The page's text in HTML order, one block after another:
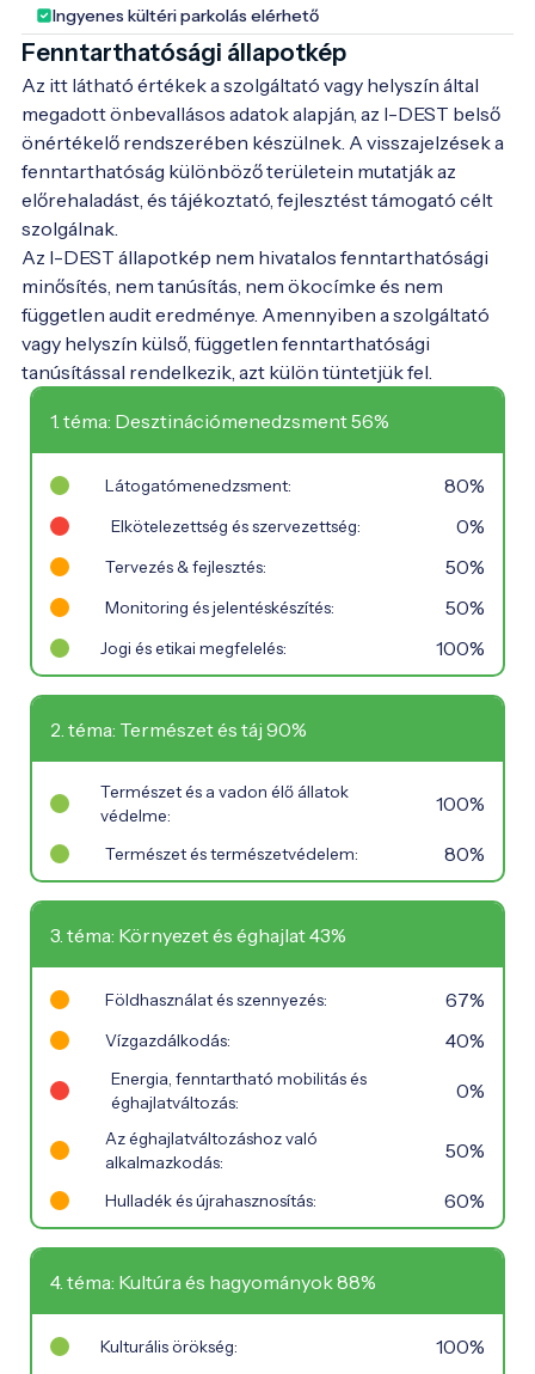
Ingyenes kültéri parkolás elérhető
Fenntarthatósági állapotkép
Az itt látható értékek a szolgáltató vagy helyszín által
megadott önbevallásos adatok alapján, az I-DEST belső
önértékelő rendszerében készülnek. A visszajelzések a
fenntarthatóság különböző területein mutatják az
előrehaladást, és tájékoztató, fejlesztést támogató célt
szolgálnak.
Az I-DEST állapotkép nem hivatalos fenntarthatósági
minősítés, nem tanúsítás, nem ökocímke és nem
független audit eredménye. Amennyiben a szolgáltató
vagy helyszín külső, független fenntarthatósági
tanúsítással rendelkezik, azt külön tüntetjük fel.
1. téma: Desztinációmenedzsment 56%
Látogatómenedzsment: 80%
Elkötelezettség és szervezettség: 0%
Tervezés & fejlesztés: 50%
Monitoring és jelentéskészítés: 50%
Jogi és etikai megfelelés: 100%
2. téma: Természet és táj 90%
Természet és a vadon élő állatok
védelme:
100%
Természet és természetvédelem: 80%
3. téma: Környezet és éghajlat 43%
Földhasználat és szennyezés: 67%
Vízgazdálkodás: 40%
Energia, fenntartható mobilitás és
éghajlatváltozás:
0%
Az éghajlatváltozáshoz való
alkalmazkodás:
50%
Hulladék és újrahasznosítás: 60%
4. téma: Kultúra és hagyományok 88%
Kulturális örökség: 100%